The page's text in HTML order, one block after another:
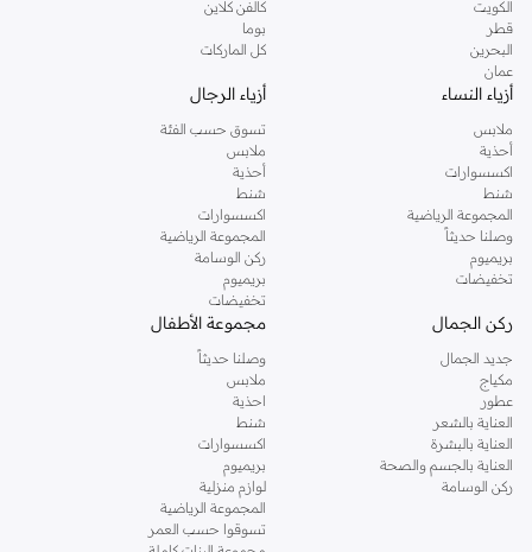
الكويت
قطر
البحرين
عمان
كالفن كلاين
بوما
كل الماركات
أزياء النساء
ملابس
أحذية
اكسسوارات
شنط
المجموعة الرياضية
وصلنا حديثاً
بريميوم
تخفيضات
أزياء الرجال
تسوق حسب الفئة
ملابس
أحذية
شنط
اكسسوارات
المجموعة الرياضية
ركن الوسامة
بريميوم
تخفيضات
ركن الجمال
جديد الجمال
مكياج
عطور
العناية بالشعر
العناية بالبشرة
العناية بالجسم والصحة
ركن الوسامة
مجموعة الأطفال
وصلنا حديثاً
ملابس
احذية
شنط
اكسسوارات
بريميوم
لوازم منزلية
المجموعة الرياضية
تسوقوا حسب العمر